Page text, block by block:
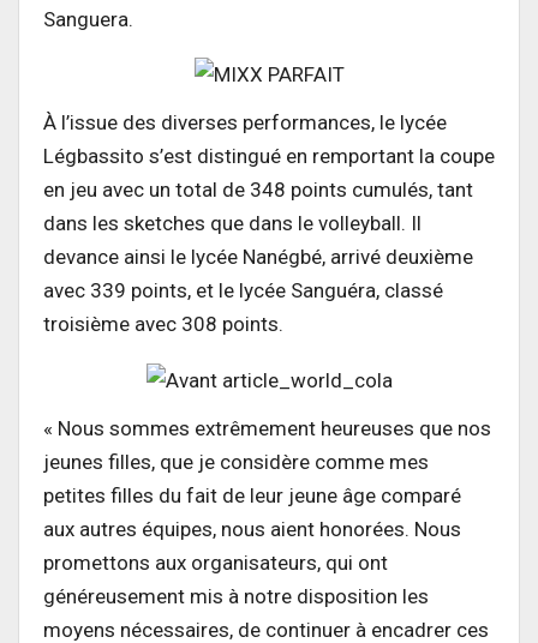
Sanguera.
À l’issue des diverses performances, le lycée
Légbassito s’est distingué en remportant la coupe
en jeu avec un total de 348 points cumulés, tant
dans les sketches que dans le volleyball. Il
devance ainsi le lycée Nanégbé, arrivé deuxième
avec 339 points, et le lycée Sanguéra, classé
troisième avec 308 points.
« Nous sommes extrêmement heureuses que nos
jeunes filles, que je considère comme mes
petites filles du fait de leur jeune âge comparé
aux autres équipes, nous aient honorées. Nous
promettons aux organisateurs, qui ont
généreusement mis à notre disposition les
moyens nécessaires, de continuer à encadrer ces